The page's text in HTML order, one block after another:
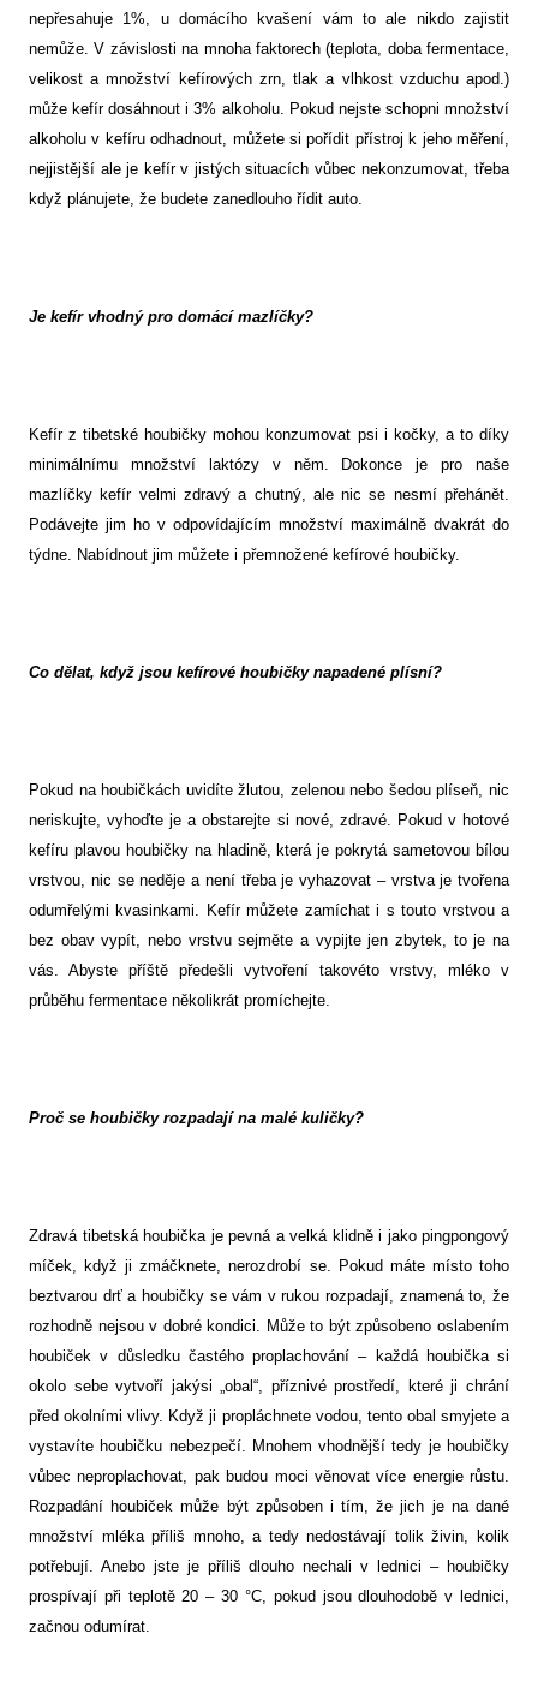
nepřesahuje 1%, u domácího kvašení vám to ale nikdo zajistit
nemůže. V závislosti na mnoha faktorech (teplota, doba fermentace,
velikost a množství kefírových zrn, tlak a vlhkost vzduchu apod.)
může kefír dosáhnout i 3% alkoholu. Pokud nejste schopni množství
alkoholu v kefíru odhadnout, můžete si pořídit přístroj k jeho měření,
nejjistější ale je kefír v jistých situacích vůbec nekonzumovat, třeba
když plánujete, že budete zanedlouho řídit auto.
Je kefír vhodný pro domácí mazlíčky?
Kefír z tibetské houbičky mohou konzumovat psi i kočky, a to díky
minimálnímu množství laktózy v něm. Dokonce je pro naše
mazlíčky kefír velmi zdravý a chutný, ale nic se nesmí přehánět.
Podávejte jim ho v odpovídajícím množství maximálně dvakrát do
týdne. Nabídnout jim můžete i přemnožené kefírové houbičky.
Co dělat, když jsou kefírové houbičky napadené plísní?
Pokud na houbičkách uvidíte žlutou, zelenou nebo šedou plíseň, nic
neriskujte, vyhoďte je a obstarejte si nové, zdravé. Pokud v hotové
kefíru plavou houbičky na hladině, která je pokrytá sametovou bílou
vrstvou, nic se neděje a není třeba je vyhazovat – vrstva je tvořena
odumřelými kvasinkami. Kefír můžete zamíchat i s touto vrstvou a
bez obav vypít, nebo vrstvu sejměte a vypijte jen zbytek, to je na
vás. Abyste příště předešli vytvoření takovéto vrstvy, mléko v
průběhu fermentace několikrát promíchejte.
Proč se houbičky rozpadají na malé kuličky?
Zdravá tibetská houbička je pevná a velká klidně i jako pingpongový
míček, když ji zmáčknete, nerozdrobí se. Pokud máte místo toho
beztvarou drť a houbičky se vám v rukou rozpadají, znamená to, že
rozhodně nejsou v dobré kondici. Může to být způsobeno oslabením
houbiček v důsledku častého proplachování – každá houbička si
okolo sebe vytvoří jakýsi „obal“, příznivé prostředí, které ji chrání
před okolními vlivy. Když ji propláchnete vodou, tento obal smyjete a
vystavíte houbičku nebezpečí. Mnohem vhodnější tedy je houbičky
vůbec neproplachovat, pak budou moci věnovat více energie růstu.
Rozpadání houbiček může být způsoben i tím, že jich je na dané
množství mléka příliš mnoho, a tedy nedostávají tolik živin, kolik
potřebují. Anebo jste je příliš dlouho nechali v lednici – houbičky
prospívají při teplotě 20 – 30 °C, pokud jsou dlouhodobě v lednici,
začnou odumírat.